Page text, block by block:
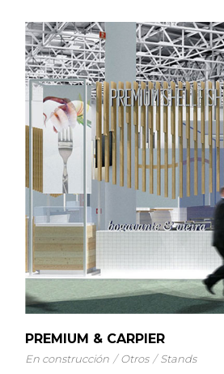
PREMIUM & CARPIER
En construcción Otros Stands